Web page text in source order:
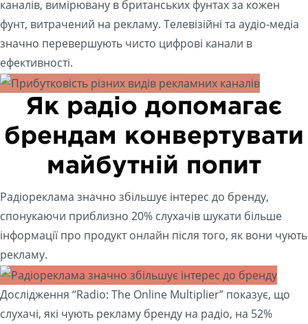
каналів, вимірювану в британських фунтах за кожен
фунт, витрачений на рекламу. Телевізійні та аудіо-медіа
значно перевершують чисто цифрові канали в
ефективності.
Як радіо допомагає
брендам конвертувати
майбутній попит
Радіореклама значно збільшує інтерес до бренду,
спонукаючи приблизно 20% слухачів шукати більше
інформації про продукт онлайн після того, як вони чують
рекламу.
Дослідження “Radio: The Online Multiplier” показує, що
слухачі, які чують рекламу бренду на радіо, на 52%